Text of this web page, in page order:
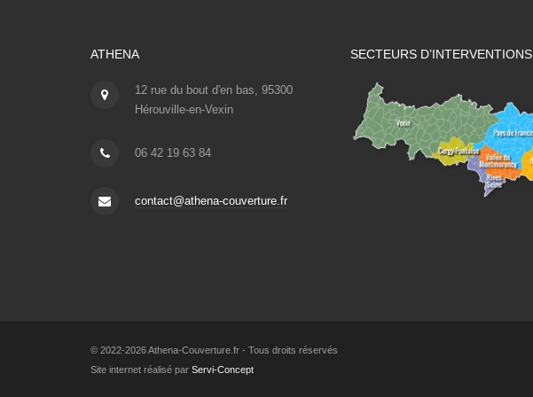
ATHENA
12 rue du bout d'en bas, 95300
Hérouville-en-Vexin
06 42 19 63 84
contact@athena-couverture.fr
SECTEURS D’INTERVENTIONS
© 2022-2026 Athena-Couverture.fr - Tous droits réservés
Site internet réalisé par Servi-Concept